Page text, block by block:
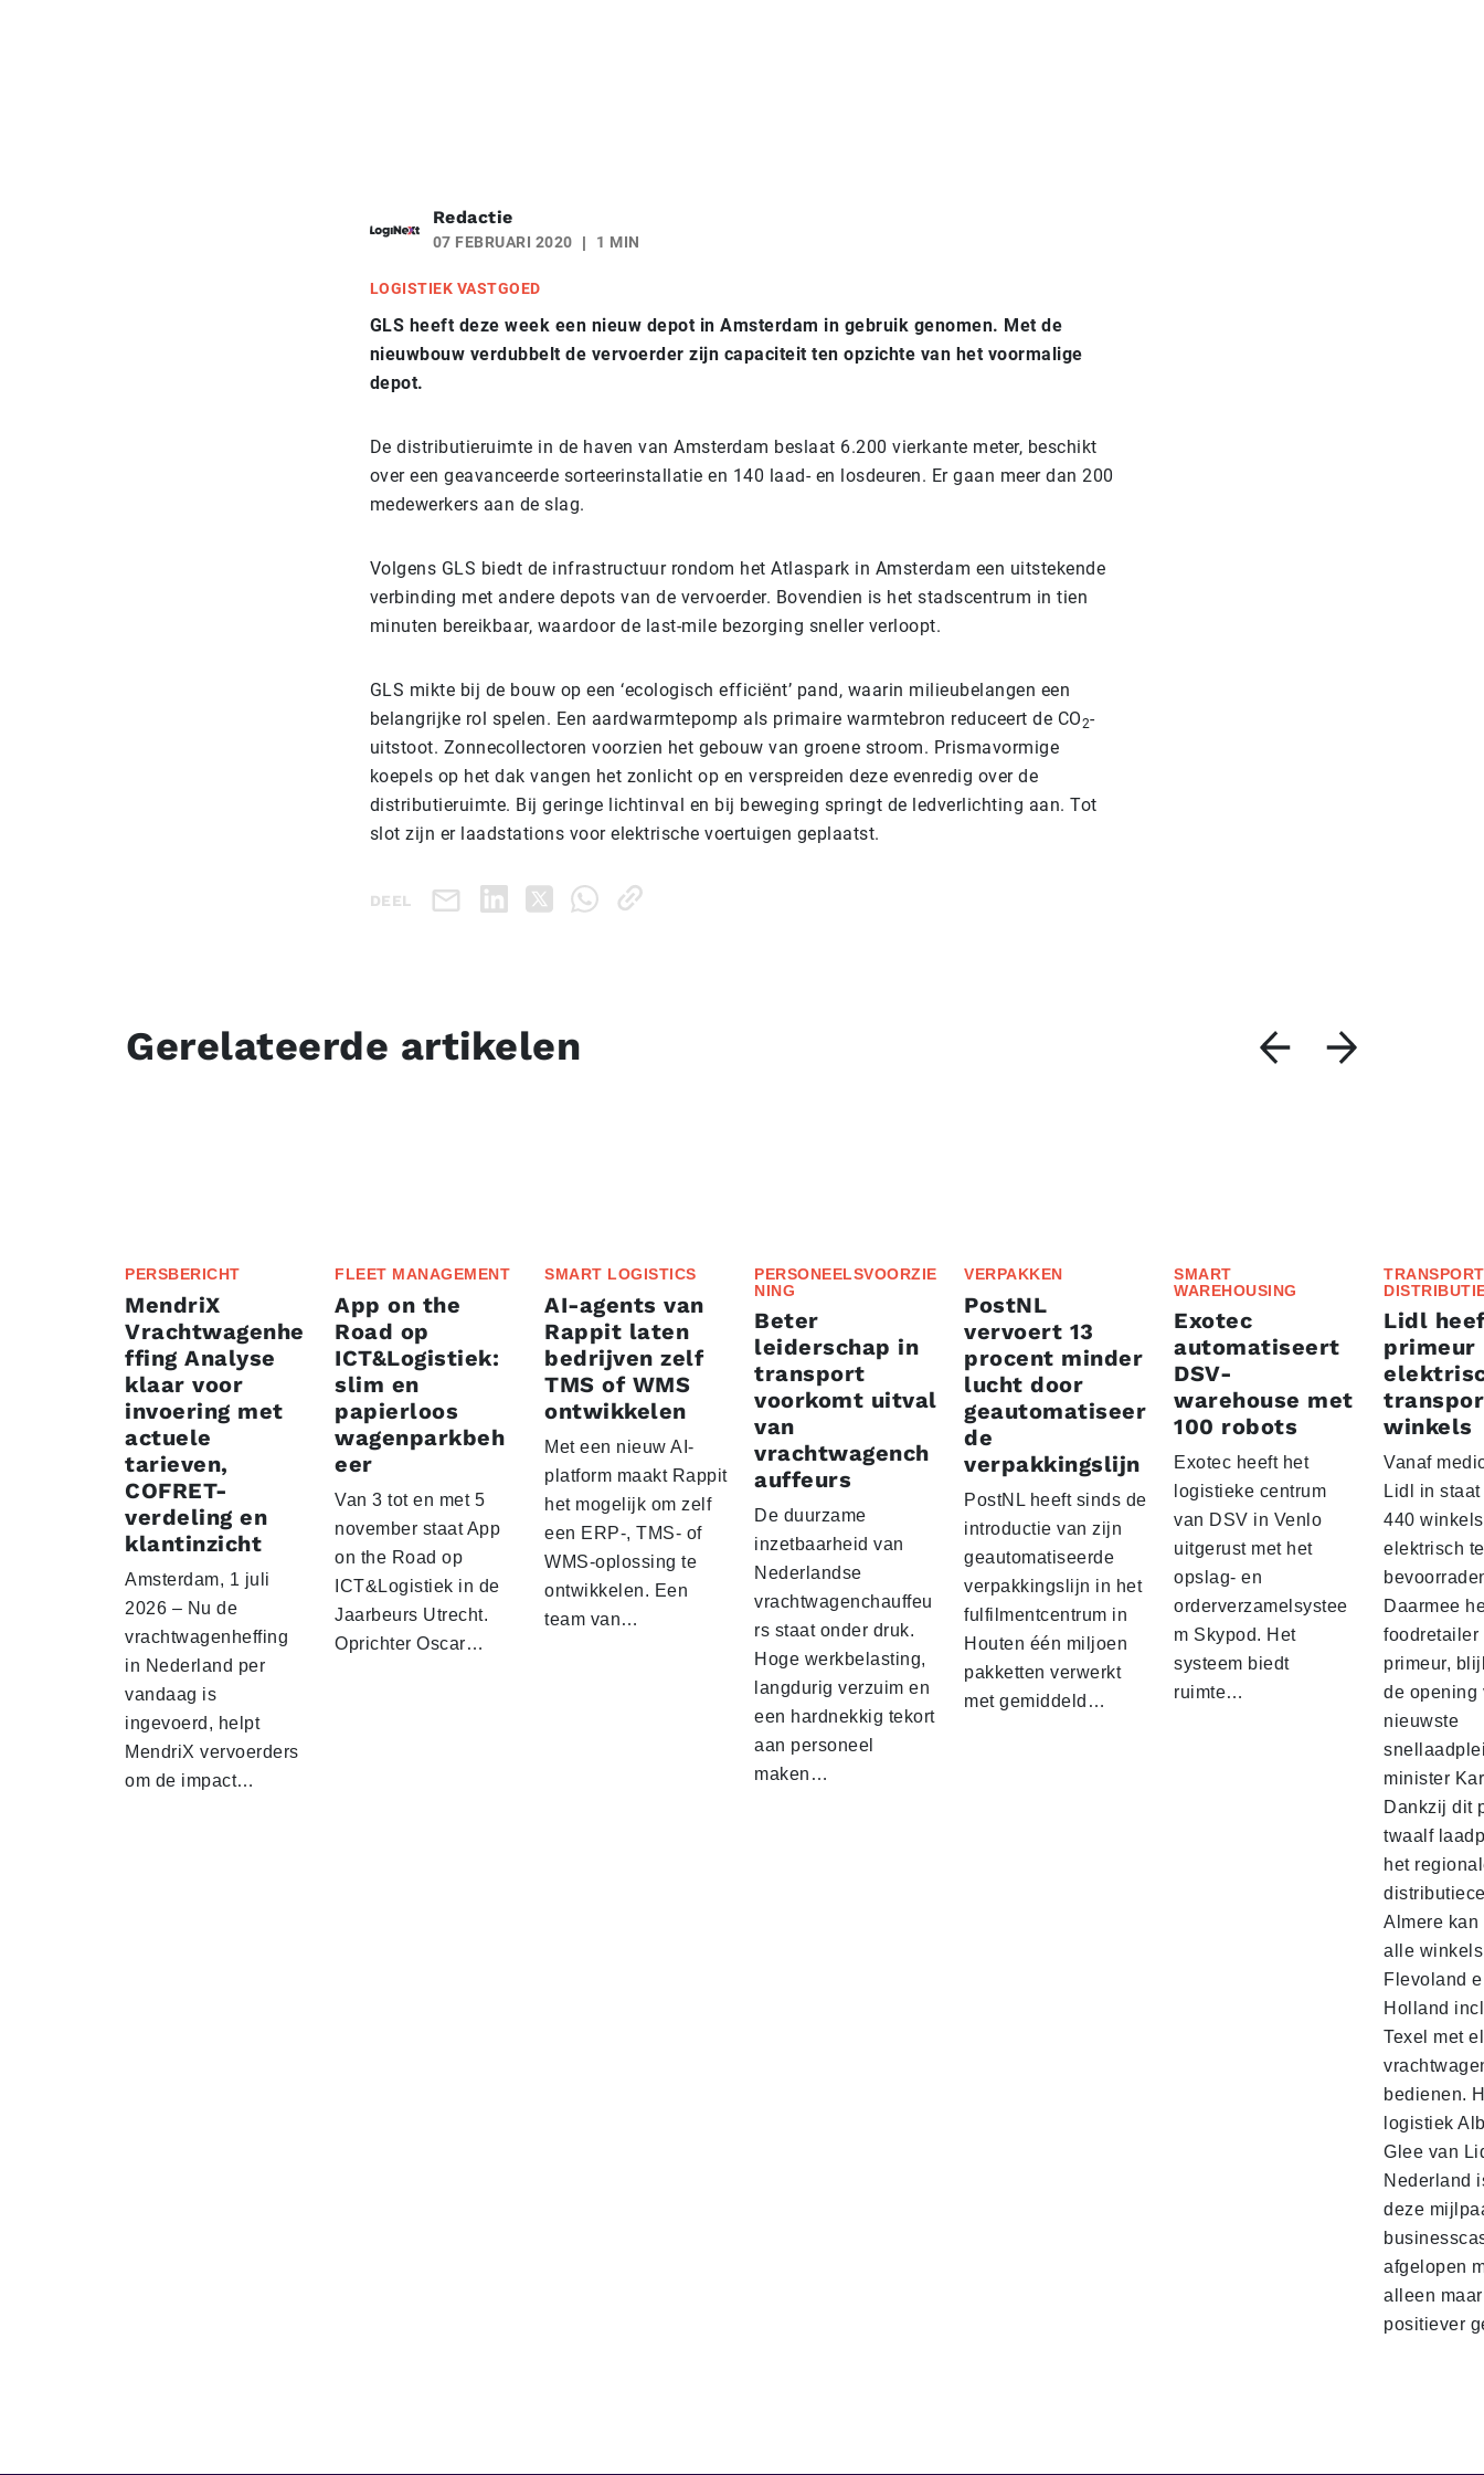
Redactie
07 FEBRUARI 2020 1 MIN
LOGISTIEK VASTGOED
GLS heeft deze week een nieuw depot in Amsterdam in gebruik genomen. Met de
nieuwbouw verdubbelt de vervoerder zijn capaciteit ten opzichte van het voormalige
depot.
De distributieruimte in de haven van Amsterdam beslaat 6.200 vierkante meter, beschikt
over een geavanceerde sorteerinstallatie en 140 laad- en losdeuren. Er gaan meer dan 200
medewerkers aan de slag.
Volgens GLS biedt de infrastructuur rondom het Atlaspark in Amsterdam een uitstekende
verbinding met andere depots van de vervoerder. Bovendien is het stadscentrum in tien
minuten bereikbaar, waardoor de last-mile bezorging sneller verloopt.
GLS mikte bij de bouw op een ‘ecologisch efficiënt’ pand, waarin milieubelangen een
belangrijke rol spelen. Een aardwarmtepomp als primaire warmtebron reduceert de CO2-
uitstoot. Zonnecollectoren voorzien het gebouw van groene stroom. Prismavormige
koepels op het dak vangen het zonlicht op en verspreiden deze evenredig over de
distributieruimte. Bij geringe lichtinval en bij beweging springt de ledverlichting aan. Tot
slot zijn er laadstations voor elektrische voertuigen geplaatst.
DEEL
Gerelateerde artikelen
PERSBERICHT
MendriX
Vrachtwagenhe
ffing Analyse
klaar voor
invoering met
actuele
tarieven,
COFRET-
verdeling en
klantinzicht
Amsterdam, 1 juli
2026 – Nu de
vrachtwagenheffing
in Nederland per
vandaag is
ingevoerd, helpt
MendriX vervoerders
om de impact…
FLEET MANAGEMENT
App on the
Road op
ICT&Logistiek:
slim en
papierloos
wagenparkbeh
eer
Van 3 tot en met 5
november staat App
on the Road op
ICT&Logistiek in de
Jaarbeurs Utrecht.
Oprichter Oscar…
SMART LOGISTICS
AI-agents van
Rappit laten
bedrijven zelf
TMS of WMS
ontwikkelen
Met een nieuw AI-
platform maakt Rappit
het mogelijk om zelf
een ERP-, TMS- of
WMS-oplossing te
ontwikkelen. Een
team van…
PERSONEELSVOORZIE
NING
Beter
leiderschap in
transport
voorkomt uitval
van
vrachtwagench
auffeurs
De duurzame
inzetbaarheid van
Nederlandse
vrachtwagenchauffeu
rs staat onder druk.
Hoge werkbelasting,
langdurig verzuim en
een hardnekkig tekort
aan personeel
maken…
VERPAKKEN
PostNL
vervoert 13
procent minder
lucht door
geautomatiseer
de
verpakkingslijn
PostNL heeft sinds de
introductie van zijn
geautomatiseerde
verpakkingslijn in het
fulfilmentcentrum in
Houten één miljoen
pakketten verwerkt
met gemiddeld…
SMART
WAREHOUSING
Exotec
automatiseert
DSV-
warehouse met
100 robots
Exotec heeft het
logistieke centrum
van DSV in Venlo
uitgerust met het
opslag- en
orderverzamelsystee
m Skypod. Het
systeem biedt
ruimte…
Lidl
primeur
winkels
Vanaf
Lidl in
440 winkels
elektrisch te
Daarmee
foodretailer
primeur,
de opening
nieuwste
minister
Dankzij dit
twaalf
het
Almere
alle
Flevoland
Holland
Texel met
bedienen.
logistiek
Glee van
Nederland
deze
afgelopen
alleen maar
positiever